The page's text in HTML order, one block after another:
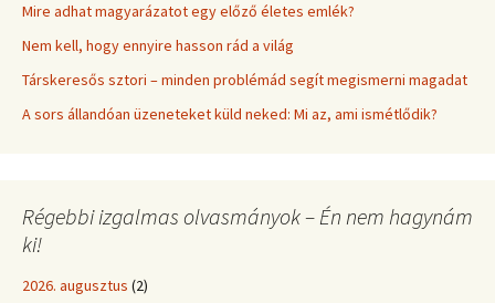
Mire adhat magyarázatot egy előző életes emlék?
Nem kell, hogy ennyire hasson rád a világ
Társkeresős sztori – minden problémád segít megismerni magadat
A sors állandóan üzeneteket küld neked: Mi az, ami ismétlődik?
Régebbi izgalmas olvasmányok – Én nem hagynám
ki!
2026. augusztus (2)